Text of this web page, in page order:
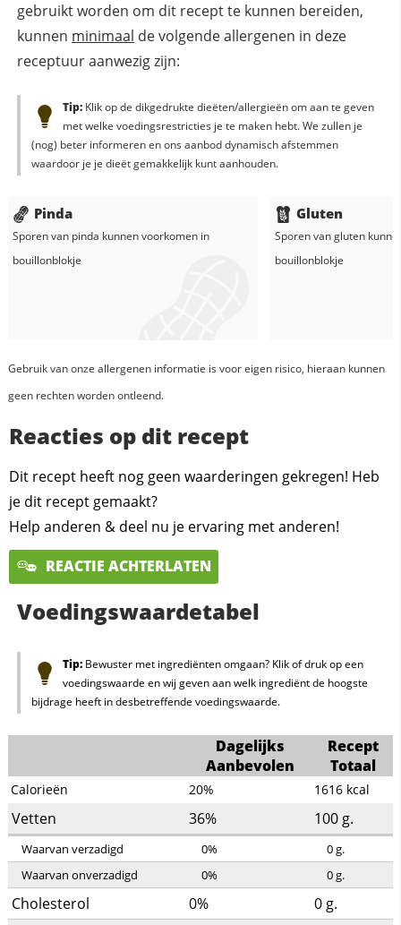
gebruikt worden om dit recept te kunnen bereiden,
kunnen minimaal de volgende allergenen in deze
receptuur aanwezig zijn:
Tip:Klik op de dikgedrukte dieëten/allergieën om aan te geven
met welke voedingsrestricties je te maken hebt. We zullen je
(nog) beter informeren en ons aanbod dynamisch afstemmen
waardoor je je dieët gemakkelijk kunt aanhouden.
Pinda
Sporen van pinda kunnen voorkomen in
bouillonblokje
Gluten
Sporen van gluten
bouillonblokje
Gebruik van onze allergenen informatie is voor eigen risico, hieraan kunnen
geen rechten worden ontleend.
Reacties op dit recept
Dit recept heeft nog geen waarderingen gekregen! Heb
je dit recept gemaakt?
Help anderen & deel nu je ervaring met anderen!
REACTIE ACHTERLATEN
Voedingswaardetabel
Tip:Bewuster met ingrediënten omgaan? Klik of druk op een
voedingswaarde en wij geven aan welk ingrediënt de hoogste
bijdrage heeft in desbetreffende voedingswaarde.
Dagelijks
Aanbevolen
Recept
Totaal
Calorieën 20% 1616 kcal
Vetten 36% 100 g.
Waarvan verzadigd 0% 0g.
Waarvan onverzadigd
0% 0g.
Cholesterol 0% 0 g.